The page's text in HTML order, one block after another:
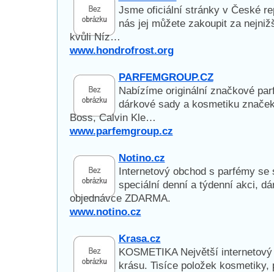
Jsme oficiální stránky v České
nás jej můžete zakoupit za
kvůli Níz…
www.hondrofrost.org
PARFEMGROUP.CZ
Nabízíme originální značkové
dárkové sady a kosmetiku
Boss, Calvin Kle…
www.parfemgroup.cz
Notino.cz
Internetový obchod s parfémy se
speciální denní a týdenní akci,
objednávce ZDARMA.
www.notino.cz
Krasa.cz
KOSMETIKA Největší
krásu. Tisíce položek kosmetiky,